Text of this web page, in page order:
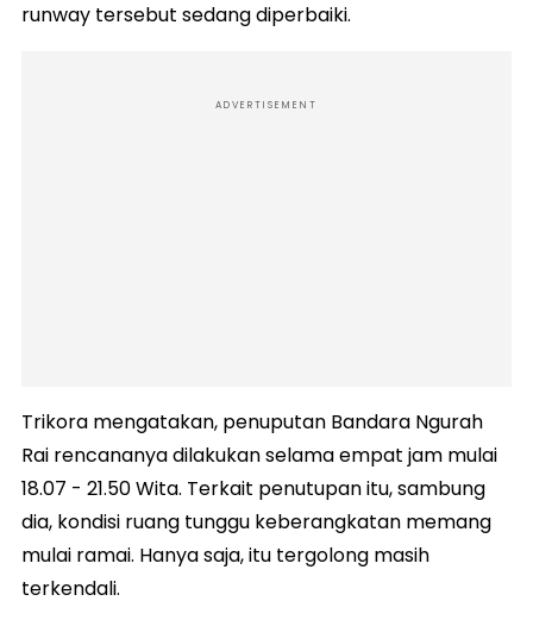
runway tersebut sedang diperbaiki.
ADVERTISEMENT
Trikora mengatakan, penuputan Bandara Ngurah
Rai rencananya dilakukan selama empat jam mulai
18.07 - 21.50 Wita. ‎Terkait penutupan itu, sambung
dia, kondisi ruang tunggu keberangkatan memang
mulai ramai. Hanya saja, itu tergolong masih
terkendali.